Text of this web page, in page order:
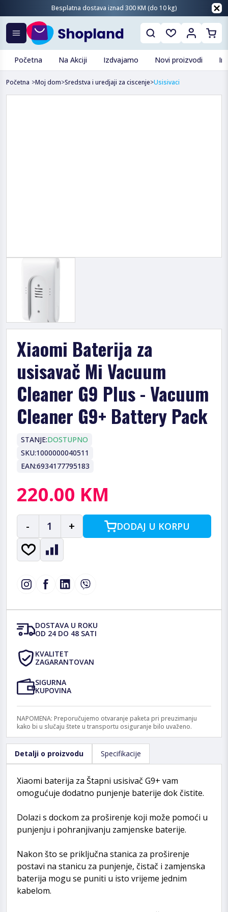
Besplatna dostava iznad 300 KM (do 10 kg)
Početna Na Akciji Izdvajamo Novi proizvodi
Početna >Moj dom>Sredstva i uredjaji za ciscenje>Usisivaci
Xiaomi Baterija za
usisavač Mi Vacuum
Cleaner G9 Plus - Vacuum
Cleaner G9+ Battery Pack
STANJE:DOSTUPNO
SKU:1000000040511
EAN:6934177795183
220.00 KM
- 1 + DODAJ U KORPU
DOSTAVA U ROKU
OD 24 DO 48 SATI
KVALITET
ZAGARANTOVAN
SIGURNA
KUPOVINA
NAPOMENA: Preporučujemo otvaranje paketa pri preuzimanju
kako bi u slučaju štete u transportu osiguranje bilo uvaženo.
Detalji o proizvodu Specifikacije
Xiaomi baterija za Štapni usisivač G9+ vam
omogućuje dodatno punjenje baterije dok čistite.
Dolazi s dockom za proširenje koji može pomoći u
punjenju i pohranjivanju zamjenske baterije.
Nakon što se priključna stanica za proširenje
postavi na stanicu za punjenje, čistač i zamjenska
baterija mogu se puniti u isto vrijeme jednim
kabelom.